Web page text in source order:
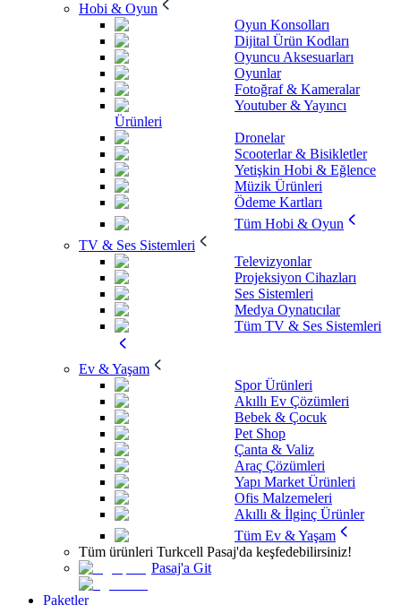
Hobi & Oyun
Oyun Konsolları
Dijital Ürün Kodları
Oyuncu Aksesuarları
Oyunlar
Fotoğraf & Kameralar
Youtuber & Yayıncı
Ürünleri
Dronelar
Scooterlar & Bisikletler
Yetişkin Hobi & Eğlence
Müzik Ürünleri
Ödeme Kartları
Tüm Hobi & Oyun
TV & Ses Sistemleri
Televizyonlar
Projeksiyon Cihazları
Ses Sistemleri
Medya Oynatıcılar
Tüm TV & Ses Sistemleri
Ev & Yaşam
Spor Ürünleri
Akıllı Ev Çözümleri
Bebek & Çocuk
Pet Shop
Çanta & Valiz
Araç Çözümleri
Yapı Market Ürünleri
Ofis Malzemeleri
Akıllı & İlginç Ürünler
Tüm Ev & Yaşam
Tüm ürünleri Turkcell Pasaj'da keşfedebilirsiniz!
Pasaj'a Git
Paketler